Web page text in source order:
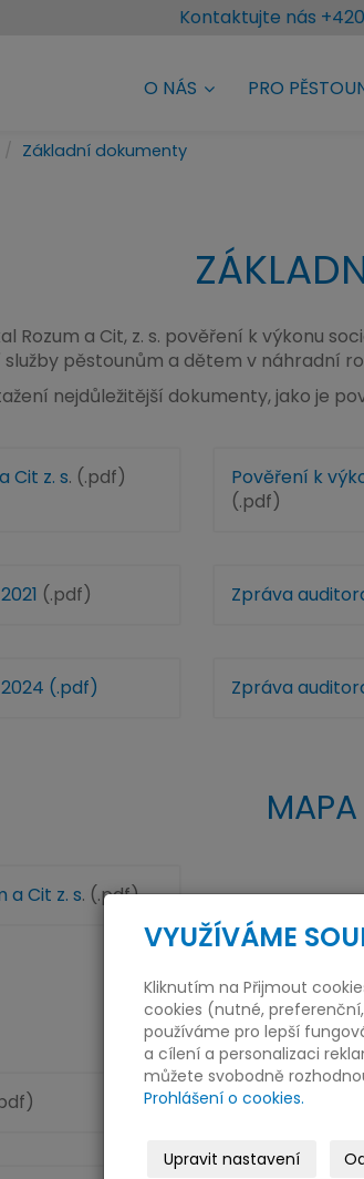
Kontaktujte nás
O NÁS PRO
Základní dokumenty
Rozum a Cit, z. s. pověření k výkonu
pěstounům a dětem v náhradní
nejdůležitější dokumenty, jako je
Cit z. s. (.pdf)
Pověření k
(.pdf)
(.pdf) Zpráva
(.pdf) Zpráva
a Cit z. s. (.pdf)
Výroční zpráva
VYUŽÍVÁME
Kliknutím na Přijmout
cookies (nutné,
používáme pro lepší
a cílení a personalizaci
můžete svobodně
Prohlášení o cookies.
Upravit nastavení